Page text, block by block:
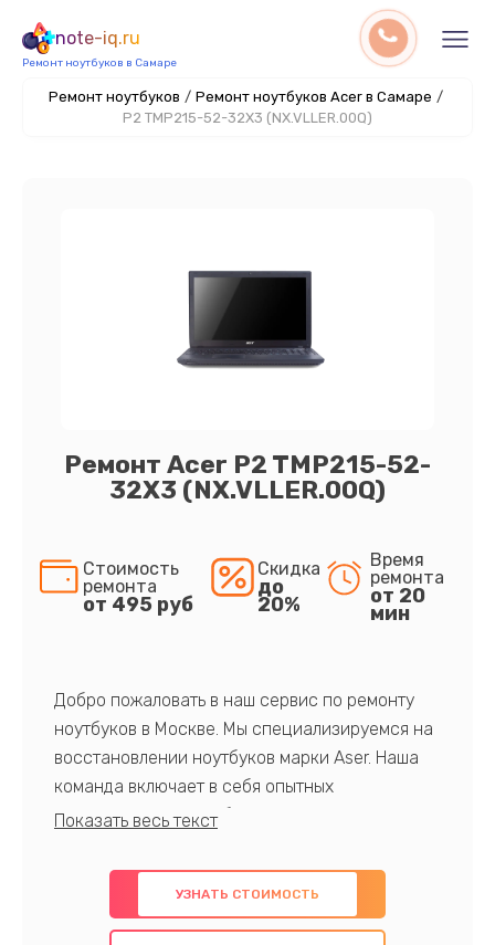
note-iq.ru
Ремонт ноутбуков в Самаре
Ремонт ноутбуков / Ремонт ноутбуков Acer в Самаре /
P2 TMP215-52-32X3 (NX.VLLER.00Q)
Ремонт Acer P2 TMP215-52-
32X3 (NX.VLLER.00Q)
Стоимость
ремонта
от 495 руб
Скидка
до
20%
Время
ремонта
от 20
мин
Добро пожаловать в наш сервис по ремонту
ноутбуков в Москве. Мы специализируемся на
восстановлении ноутбуков марки Aser. Наша
команда включает в себя опытных
профессионалов с обширными знаниями и
предлагаем быстрый и качественный ремонт с
использованием оригинальных компонентов, а
также гарантируем качество всех
УЗНАТЬ СТОИМОСТЬ